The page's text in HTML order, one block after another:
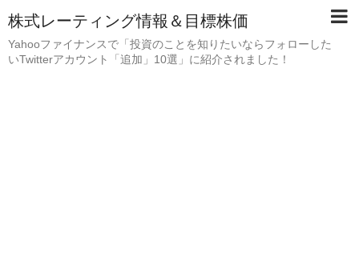
株式レーティング情報＆目標株価
Yahooファイナンスで「投資のことを知りたいならフォローした
いTwitterアカウント「追加」10選」に紹介されました！